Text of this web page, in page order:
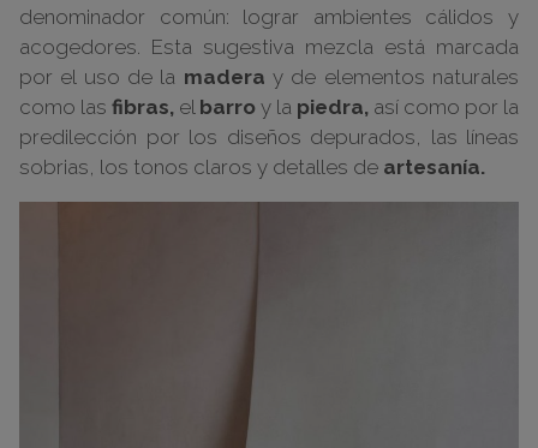
denominador común: lograr ambientes cálidos y
acogedores. Esta sugestiva mezcla está marcada
por el uso de la madera y de elementos naturales
como las fibras, el barro y la piedra, así como por la
predilección por los diseños depurados, las líneas
sobrias, los tonos claros y detalles de artesanía.